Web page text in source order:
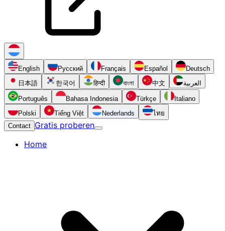
English Русский Français Español
Deutsch
日本語
한국어 हिन्दी বাংলা 中文 العربية
Português Bahasa Indonesia Türkçe
Italiano
Polski
Tiếng Việt Nederlands
ไทย
Contact Gratis proberen
Home